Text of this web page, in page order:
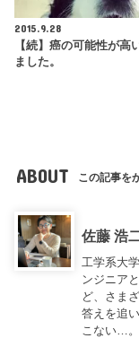
2015.9.28
【続】癌の可能性が高
ました。
ABOUT この記事を
佐藤 浩
工学系大
ンジニア
ど、さま
答えを追
こない…